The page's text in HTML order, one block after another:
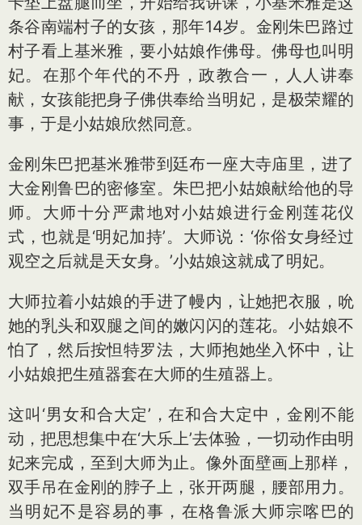
条谷南端村子的女孩，那年14岁。金刚朱巴路过
村子看上基米雅，要小姑娘作佛母。佛母也叫明
妃。在那个年代的不丹，政教合一，人人讲奉
献，女孩能把身子佛供奉给当明妃，是极荣耀的
事，于是小姑娘欣然同意。
金刚朱巴把基米雅带到廷布一座大寺庙里，进了
大金刚鲁巴的密修室。朱巴把小姑娘献给他的导
师。大师十分严肃地对小姑娘进行金刚莲花仪
式，也就是‘明妃加持’。大师说：‘你俗女身经过
观空之后就是天女身。’小姑娘这就成了明妃。
大师拉着小姑娘的手进了幔内，让她把衣服，吮
她的乳头和双腿之间的嫩闪闪的莲花。小姑娘不
怕了，然后按怛特罗法，大师抱她坐入怀中，让
小姑娘把生殖器套在大师的生殖器上。
这叫‘男女和合大定’，在和合大定中，金刚不能
动，把思想集中在‘大乐上’去体验，一切动作由明
妃来完成，至到大师为止。像外面壁画上那样，
双手吊在金刚的脖子上，张开两腿，腰部用力。
当明妃不是容易的事，在格鲁派大师宗喀巴的